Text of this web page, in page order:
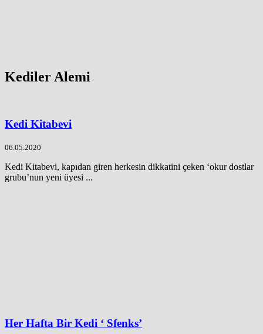
Kediler Alemi
Kedi Kitabevi
06.05.2020
Kedi Kitabevi, kapıdan giren herkesin dikkatini çeken ‘okur dostlar
grubu’nun yeni üyesi ...
Her Hafta Bir Kedi ‘ Sfenks’